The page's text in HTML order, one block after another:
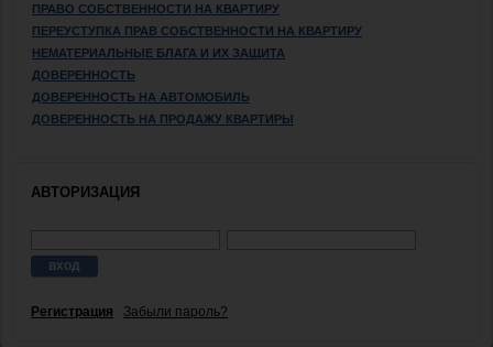
ПРАВО СОБСТВЕННОСТИ НА КВАРТИРУ
ПЕРЕУСТУПКА ПРАВ СОБСТВЕННОСТИ НА КВАРТИРУ
НЕМАТЕРИАЛЬНЫЕ БЛАГА И ИХ ЗАЩИТА
ДОВЕРЕННОСТЬ
ДОВЕРЕННОСТЬ НА АВТОМОБИЛЬ
ДОВЕРЕННОСТЬ НА ПРОДАЖУ КВАРТИРЫ
АВТОРИЗАЦИЯ
Регистрация Забыли пароль?